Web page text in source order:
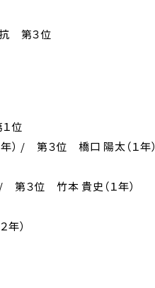
第３位
位
） / 第３位 橋口 陽太（１年）
第３位 竹本 貴史（１年）
）